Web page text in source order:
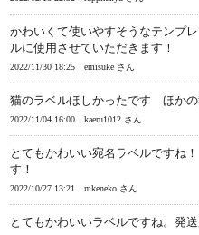
かわいくて使いやすそうなテンプ
ルに使用させていただきます！
2022/11/30 18:25 emisuke さん
猫のラベルほしかったです ほか
2022/11/04 16:00 kaeru1012 さん
とてもかわいい宛名ラベルですね
す！
2022/10/27 13:21 mkeneko さん
とてもかわいいラベルですね。発